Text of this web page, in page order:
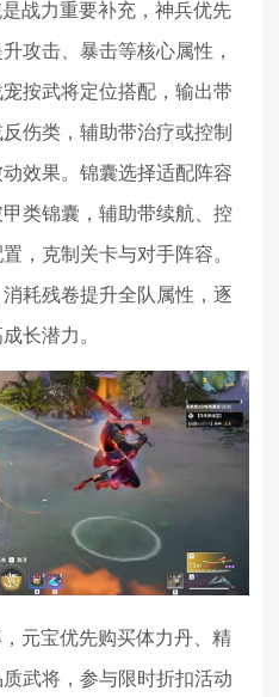
战力重要补充，神兵优先
攻击、暴击等核心属性，
按武将定位搭配，输出带
伤类，辅助带治疗或控制
效果。锦囊选择适配阵容
类锦囊，辅助带续航、控
，克制关卡与对手阵容。
耗残卷提升全队属性，逐
长潜力。
元宝优先购买体力丹、精
武将，参与限时折扣活动